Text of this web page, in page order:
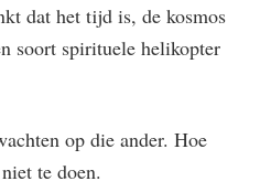
dat het tijd is, de kosmos
soort spirituele helikopter
op die ander. Hoe
te doen.